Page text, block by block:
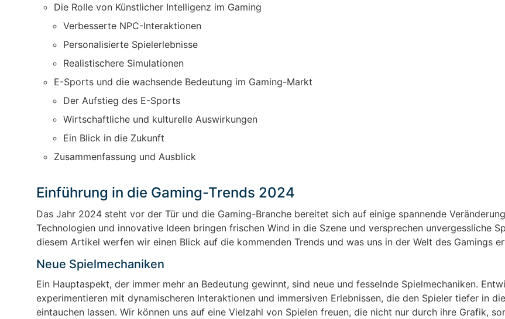
Die Rolle von Künstlicher Intelligenz im Gaming
Verbesserte NPC-Interaktionen
Personalisierte Spielerlebnisse
Realistischere Simulationen
E-Sports und die wachsende Bedeutung im Gaming-Markt
Der Aufstieg des E-Sports
Wirtschaftliche und kulturelle Auswirkungen
Ein Blick in die Zukunft
Zusammenfassung und Ausblick
Einführung in die Gaming-Trends 2024
Das Jahr 2024 steht vor der Tür und die Gaming-Branche bereitet sich auf einige spannende
Technologien und innovative Ideen bringen frischen Wind in die Szene und versprechen unvergessliche
diesem Artikel werfen wir einen Blick auf die kommenden Trends und was uns in der Welt des Gamings
Neue Spielmechaniken
Ein Hauptaspekt, der immer mehr an Bedeutung gewinnt, sind neue und fesselnde Spielmechaniken.
experimentieren mit dynamischeren Interaktionen und immersiven Erlebnissen, die den Spieler tiefer in
eintauchen lassen. Wir können uns auf eine Vielzahl von Spielen freuen, die nicht nur durch ihre Grafik,